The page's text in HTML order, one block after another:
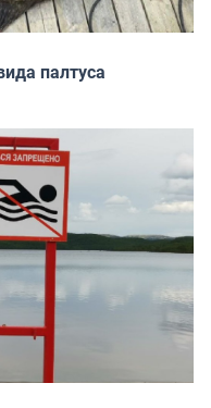
палтуса